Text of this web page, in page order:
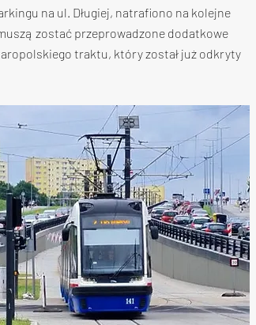
na ul. Długiej, natrafiono na kolejne
zostać przeprowadzone dodatkowe
traktu, który został już odkryty